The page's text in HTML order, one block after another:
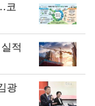
코
적
광